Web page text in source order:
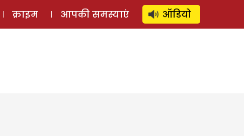
स्टोरी लॉग इन ⚲ SUBSCRIBE
क्राइम आपकी समस्याएं ऑडियो